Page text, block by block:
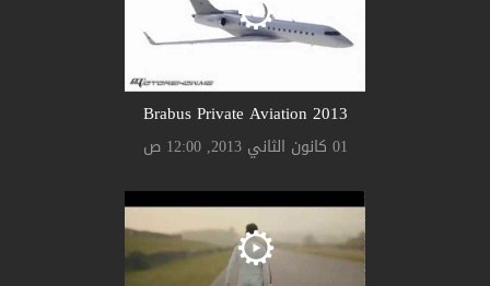
Brabus Private Aviation 2013
01 كانون الثاني 2013, 12:00 ص